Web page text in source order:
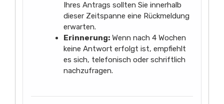
Ihres Antrags sollten Sie innerhalb
dieser Zeitspanne eine Rückmeldung
erwarten.
Erinnerung: Wenn nach 4 Wochen
keine Antwort erfolgt ist, empfiehlt
es sich, telefonisch oder schriftlich
nachzufragen.